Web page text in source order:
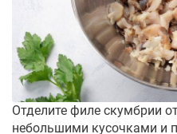
Отделите филе скумбрии
небольшими кусочками и